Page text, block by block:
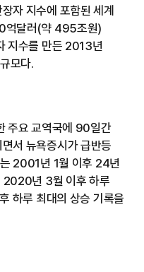
자 지수에 포함된 세계
억달러(약 495조원)
지수를 만든 2013년
모다.
주요 교역국에 90일간
서 뉴욕증시가 급반등
2001년 1월 이후 24년
2020년 3월 이후 하루
하루 최대의 상승 기록을